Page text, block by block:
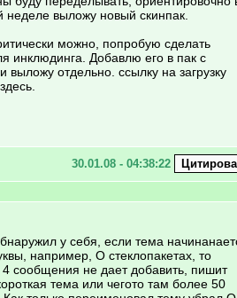
неделе выложу новый скинпак.
можно, попробую сделать
инклюдинга. Добавлю его в пак с
отдельно. ссылку на загрузку
30.01.08 - 04:38:22
у себя, если тема
например, О стеклопакетах, то
4 сообщения не дает добавить, пишит
тема или чегото там более 50